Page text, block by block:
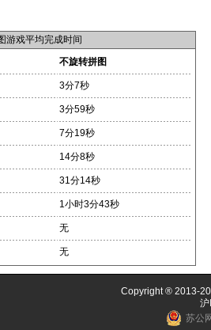
游戏平均完成时间
不旋转拼图
3分7秒
3分59秒
7分19秒
14分8秒
31分14秒
1小时3分43秒
无
无
Copyright ® 2013-
苏公